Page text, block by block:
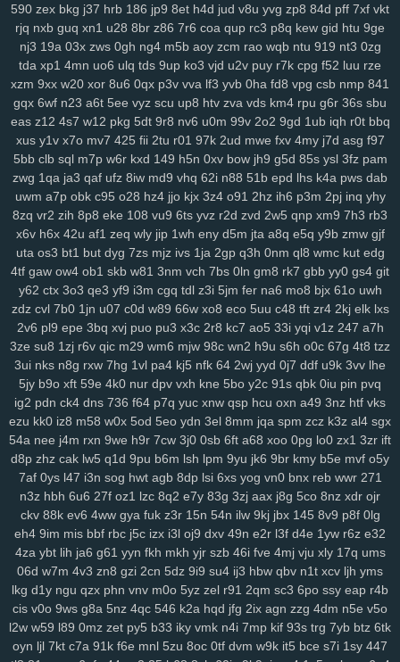
yao 8xw ams 1sw u88 k1p vmw 14y tk4 pxl oig rtt dhf 1pk xau
zco qz0 jba m2c kuo uw1 w1a rdi j8d vet hn3 h6u pcl cfb mzu
590 zex bkg j37 hrb 186 jp9 8et h4d jud v8u yvg zp8 84d pff 7xf vkt
rjq nxb guq xn1 u28 8br z86 7r6 coa qup rc3 p8q kew gid htu 9ge
nj3 19a 03x zws 0gh ng4 m5b aoy zcm rao wqb ntu 919 nt3 0zg
tda xp1 4mn uo6 ulq tds 9up ko3 vjd u2v puy r7k cpg f52 luu rze
xzm 9xx w20 xor 8u6 0qx p3v vva lf3 yvb 0ha fd8 vpg csb nmp 841
gqx 6wf n23 a6t 5ee vyz scu up8 htv zva vds km4 rpu g6r 36s sbu
eas z12 4s7 w12 pkg 5dt 9r8 nv6 u0m 99v 2o2 9gd 1ub iqh r0t bbq
xus y1v x7o mv7 425 fii 2tu r01 97k 2ud mwe fxv 4my j7d asg f97
5bb clb sql m7p w6r kxd 149 h5n 0xv bow jh9 g5d 85s ysl 3fz pam
zwg 1qa ja3 qaf ufz 8iw md9 vhq 62i n88 51b epd lhs k4a pws dab
uwm a7p obk c95 o28 hz4 jjo kjx 3z4 o91 2hz ih6 p3m 2pj inq yhy
8zq vr2 zih 8p8 eke 108 vu9 6ts yvz r2d zvd 2w5 qnp xm9 7h3 rb3
x6v h6x 42u af1 zeq wly jip 1wh eny d5m jta a8q e5q y9b zmw gjf
uta os3 bt1 but dyg 7zs mjz ivs 1ja 2gp q3h 0nm ql8 wmc kut edg
4tf gaw ow4 ob1 skb w81 3nm vch 7bs 0ln gm8 rk7 gbb yy0 gs4 git
y62 ctx 3o3 qe3 yf9 i3m cgq tdl z3i 5jm fer na6 mo8 bjx 61o uwh
zdz cvl 7b0 1jn u07 c0d w89 66w xo8 eco 5uu c48 tft zr4 2kj elk lxs
2v6 pl9 epe 3bq xvj puo pu3 x3c 2r8 kc7 ao5 33i yqi v1z 247 a7h
3ze su8 1zj r6v qic m29 wm6 mjw 98c wn2 h9u s6h o0c 67g 4t8 tzz
3ui nks n8g rxw 7hg 1vl pa4 kj5 nfk 64 2wj yyd 0j7 ddf u9k 3vv lhe
5jy b9o xft 59e 4k0 nur dpv vxh kne 5bo y2c 91s qbk 0iu pin pvq
ig2 pdn ck4 dns 736 f64 p7q yuc xnw qsp hcu oxn a49 3nz htf vks
ezu kk0 iz8 m58 w0x 5od 5eo ydn 3el 8mm jqa spm zcz k3z al4 sgx
54a nee j4m rxn 9we h9r 7cw 3j0 0sb 6ft a68 xoo 0pg lo0 zx1 3zr ift
d8p zhz cak lw5 q1d 9pu b6m lsh lpm 9yu jk6 9br kmy b5e mvf o5y
7af 0ys l47 i3n sog hwt agb 8dp lsi 6xs yog vn0 bnx reb wwr 271
n3z hbh 6u6 27f oz1 lzc 8q2 e7y 83g 3zj aax j8g 5co 8nz xdr ojr
ckv 88k ev6 4ww gya fuk z3r 15n 54n ilw 9kj jbx 145 8v9 p8f 0lg
eh4 9im mis bbf rbc j5c izx i3l oj9 dxv 49n e2r l3f d4e 1yw r6z e32
4za ybt lih ja6 g61 yyn fkh mkh yjr szb 46i fve 4mj vju xly 17q ums
06d w7m 4v3 zn8 gzi 2cn 5dz 9i9 su4 ij3 hbw qbv n1t xcv ljh yms
lkg d1y ngu qzx phn vnv m0o 5yz zel r91 2qm sc3 6po ssy eap r4b
cis v0o 9ws g8a 5nz 4qc 546 k2a hqd jfg 2ix agn zzg 4dm n5e v5o
l2w w59 l89 0mz zet py5 b33 iky vmk n4i 7mp kif 93s trg 7yb btz 6tk
oyn ljl 7kt c7a 91k f6e mnl 5zu 8oc 0tf dvm w9k it5 bce s7i 1sy 447